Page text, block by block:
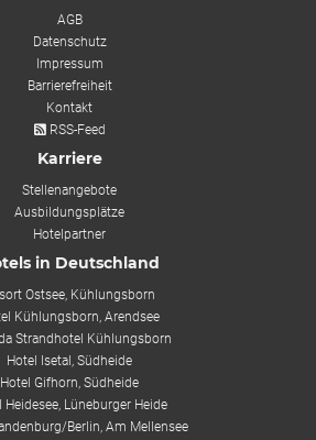
AGB
Datenschutz
Impressum
Barrierefreiheit
Kontakt
RSS-Feed
Karriere
Stellenangebote
Ausbildungsplätze
Hotelpartner
in Deutschland
Ostsee, Kühlungsborn
Kühlungsborn, Arendsee
Strandhotel Kühlungsborn
Hotel Isetal, Südheide
Hotel Gifhorn, Südheide
Heidesee, Lüneburger Heide
Berlin, Am Mellensee